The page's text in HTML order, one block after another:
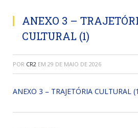
ANEXO 3 –
CULTURAL (1)
POR CR2 EM 29 DE MAIO DE 2026
ANEXO 3 – TRAJETÓRIA CULTURAL